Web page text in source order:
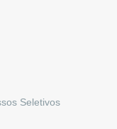
Seletivos